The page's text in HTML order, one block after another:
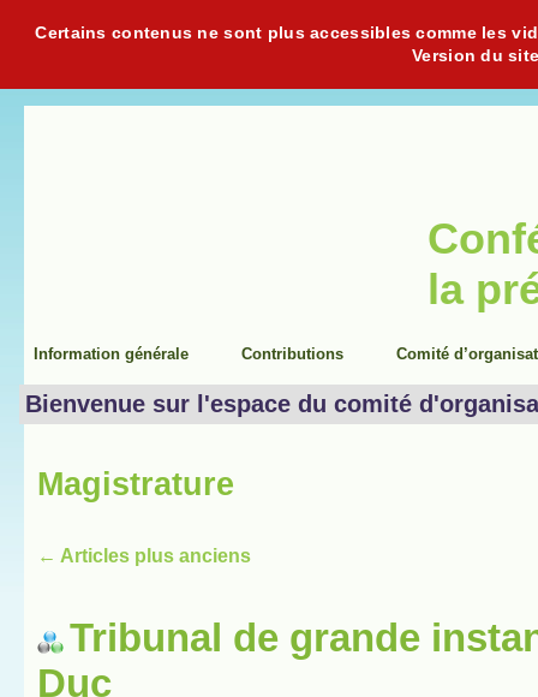
Certains contenus ne sont plus accessibles comme les
Version du
la
Information générale Contributions Comité
Bienvenue sur l'espace du comité
Magistrature
← Articles plus anciens
Tribunal de grande
Duc